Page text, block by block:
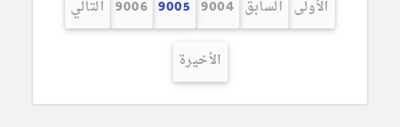
الأولى السابق 9004
9005
9006 التالي
الأخيرة